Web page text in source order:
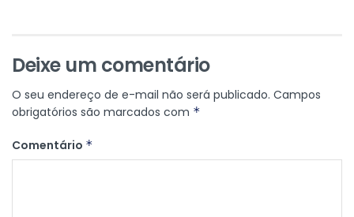
Deixe um comentário
O seu endereço de e-mail não será publicado. Campos
obrigatórios são marcados com *
Comentário *